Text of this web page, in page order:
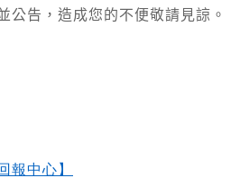
公告，造成您的不便敬請見諒。
報中心】